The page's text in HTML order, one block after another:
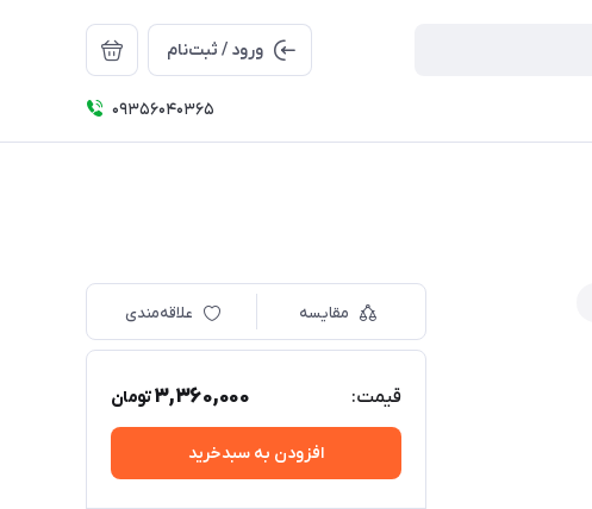
ورود / ثبت‌نام
09356040365
مقایسه علاقه‌مندی
قیمت: 3,360,000تومان
افزودن به سبدخرید